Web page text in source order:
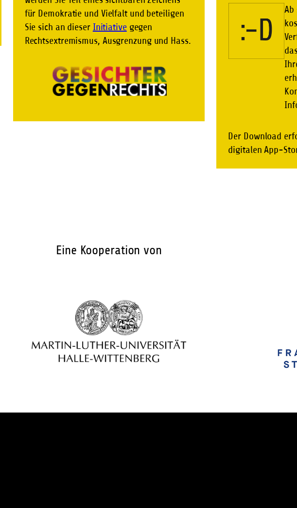
für Demokratie und Vielfalt und beteiligen
Sie sich an dieser Initiativegegen
Rechtsextremismus, Ausgrenzung und Hass.
Ab
Der Download
digitalen App-
Eine Kooperation von